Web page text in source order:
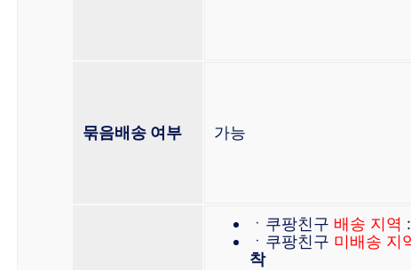
묶음배송 여부 가능
ㆍ쿠팡친구 배송 지역
ㆍ쿠팡친구 미배송 지
착